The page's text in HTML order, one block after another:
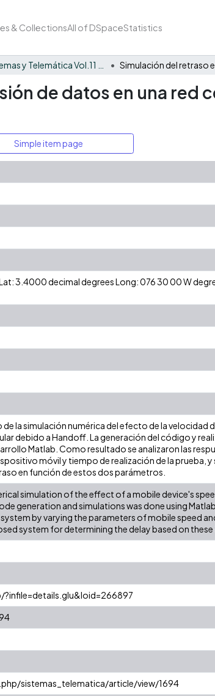
& CollectionsAll of DSpaceStatistics
de datos en una red
Simple item page
3.4000 decimal degrees Long: 076 30 00 W
la simulación numérica del efecto de la velocidad
debido a Handoff. La generación del código y
Matlab. Como resultado se analizaron las
móvil y tiempo de realización de la prueba,
en función de estos dos parámetros.
simulation of the effect of a mobile device's
generation and simulations was done using
by varying the parameters of mobile speed
system for determining the delay based on
sistemas_telematica/article/view/1694